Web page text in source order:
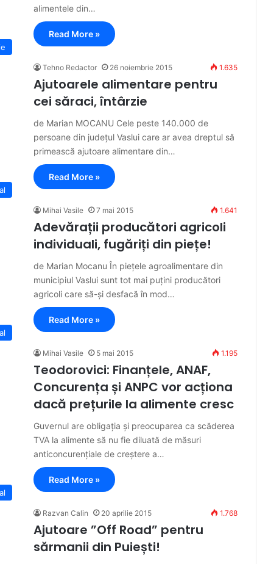
alimentele din…
Read More »
Tehno Redactor 26 noiembrie 2015 1.635
Ajutoarele alimentare pentru
cei săraci, întârzie
de Marian MOCANU Cele peste 140.000 de
persoane din județul Vaslui care ar avea dreptul să
primească ajutoare alimentare din…
Read More »
Mihai Vasile 7 mai 2015 1.641
Adevărații producători agricoli
individuali, fugăriți din piețe!
de Marian Mocanu În piețele agroalimentare din
municipiul Vaslui sunt tot mai puțini producători
agricoli care să-și desfacă în mod…
Read More »
Mihai Vasile 5 mai 2015 1.195
Teodorovici: Finanțele, ANAF,
Concurența și ANPC vor acționa
dacă prețurile la alimente cresc
Guvernul are obligația și preocuparea ca scăderea
TVA la alimente să nu fie diluată de măsuri
anticoncurențiale de creștere a…
Read More »
Razvan Calin 20 aprilie 2015 1.768
Ajutoare ”Off Road” pentru
sărmanii din Puiești!